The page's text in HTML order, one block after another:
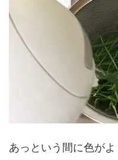
あっという間に色が